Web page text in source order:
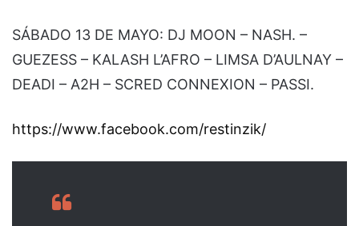
SÁBADO 13 DE MAYO: DJ MOON – NASH. –
GUEZESS – KALASH L’AFRO – LIMSA D’AULNAY –
DEADI – A2H – SCRED CONNEXION – PASSI.
https://www.facebook.com/restinzik/